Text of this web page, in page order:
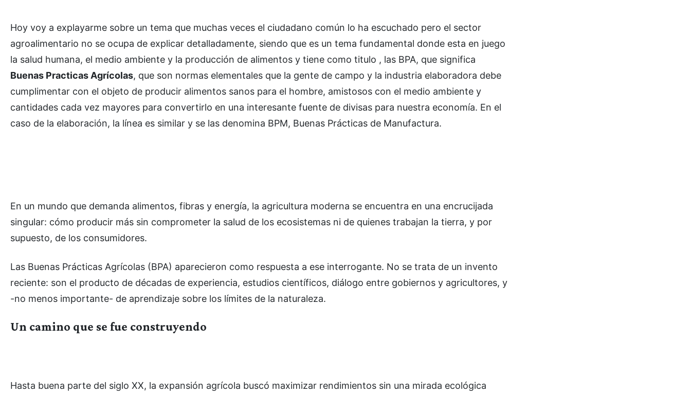
Hoy voy a explayarme sobre un tema que muchas veces el ciudadano común lo ha escuchado pero el sector
agroalimentario no se ocupa de explicar detalladamente, siendo que es un tema fundamental donde esta en juego
la salud humana, el medio ambiente y la producción de alimentos y tiene como titulo , las BPA, que significa
Buenas Practicas Agrícolas, que son normas elementales que la gente de campo y la industria elaboradora debe
cumplimentar con el objeto de producir alimentos sanos para el hombre, amistosos con el medio ambiente y
cantidades cada vez mayores para convertirlo en una interesante fuente de divisas para nuestra economía. En el
caso de la elaboración, la línea es similar y se las denomina BPM, Buenas Prácticas de Manufactura.
En un mundo que demanda alimentos, fibras y energía, la agricultura moderna se encuentra en una encrucijada
singular: cómo producir más sin comprometer la salud de los ecosistemas ni de quienes trabajan la tierra, y por
supuesto, de los consumidores.
Las Buenas Prácticas Agrícolas (BPA) aparecieron como respuesta a ese interrogante. No se trata de un invento
reciente: son el producto de décadas de experiencia, estudios científicos, diálogo entre gobiernos y agricultores, y
-no menos importante- de aprendizaje sobre los límites de la naturaleza.
Un camino que se fue construyendo
Hasta buena parte del siglo XX, la expansión agrícola buscó maximizar rendimientos sin una mirada ecológica